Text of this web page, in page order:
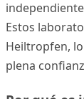
Estos
Heiltropfen,
plena